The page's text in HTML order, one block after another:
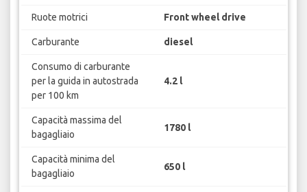
Ruote motrici Front wheel drive
Carburante diesel
Consumo di carburante
per la guida in autostrada
per 100 km
4.2 l
Capacità massima del
bagagliaio
1780 l
Capacità minima del
bagagliaio
650 l